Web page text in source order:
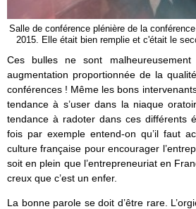
Salle de conférence plénière de la
2015. Elle était bien remplie et c'était le
Ces bulles ne sont
augmentation proportionnée de la
conférences ! Même les bons
tendance à s’user dans la niaque
tendance à radoter dans ces différents
fois par exemple entend-on qu’il faut
culture française pour encourager
soit en plein que l’entrepreneuriat en
creux que c’est un enfer.
La bonne parole se doit d’être rare.